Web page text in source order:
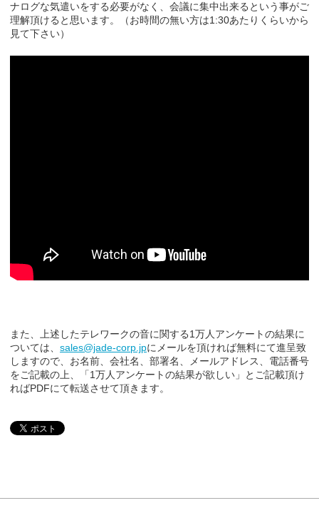
ナログな気遣いをする必要がなく、会議に集中出来るという事がご
理解頂けると思います。（お時間の無い方は1:30あたりくらいから
見て下さい）
また、上述したテレワークの音に関する1万人アンケートの結果に
ついては、 sales@jade-corp.jpにメールを頂ければ無料にて進呈致
しますので、お名前、会社名、部署名、メールアドレス、電話番号
をご記載の上、「1万人アンケートの結果が欲しい」とご記載頂け
ればPDFにて転送させて頂きます。